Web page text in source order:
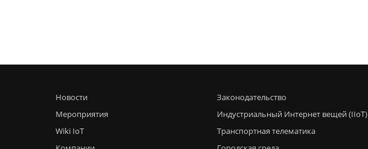
Новости
Мероприятия
Wiki IoT
Законодательство
Индустриальный Интернет вещей (IIoT)
Транспортная телематика